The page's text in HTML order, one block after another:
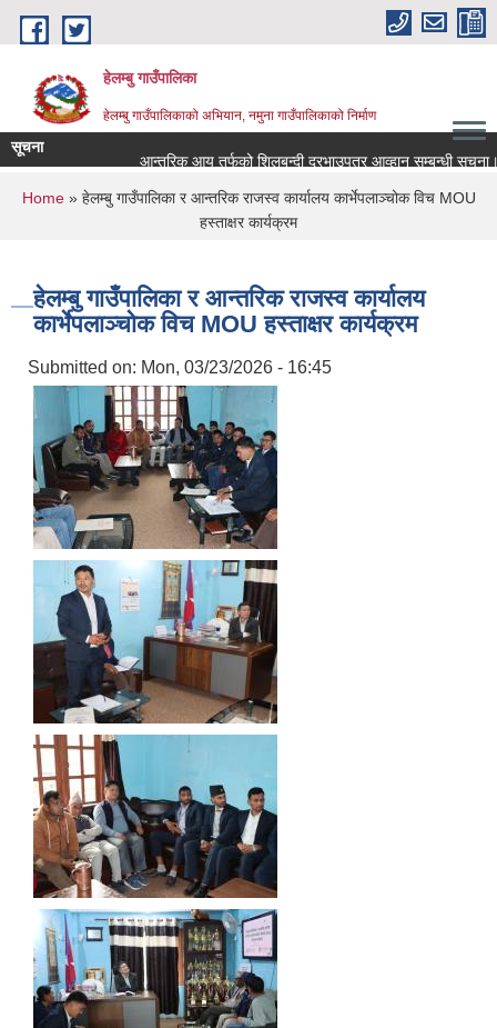
Skip to main content
हेलम्बु गाउँपालिका
हेलम्बु गाउँपालिकाको अभियान, नमुना गाउँपालिकाको निर्माण
सूचना
आन्तरिक आय तर्फको शिलबन्दी दरभाउपत्र आव्हान सम्बन्धी सूचना।
You are here
Home» हेलम्बु गाउँपालिका र आन्तरिक राजस्व कार्यालय कार्भेपलाञ्चोक विच MOU
हस्ताक्षर कार्यक्रम
हेलम्बु गाउँपालिका र आन्तरिक राजस्व कार्यालय
कार्भेपलाञ्चोक विच MOU हस्ताक्षर कार्यक्रम
Submitted on: Mon, 03/23/2026 - 16:45